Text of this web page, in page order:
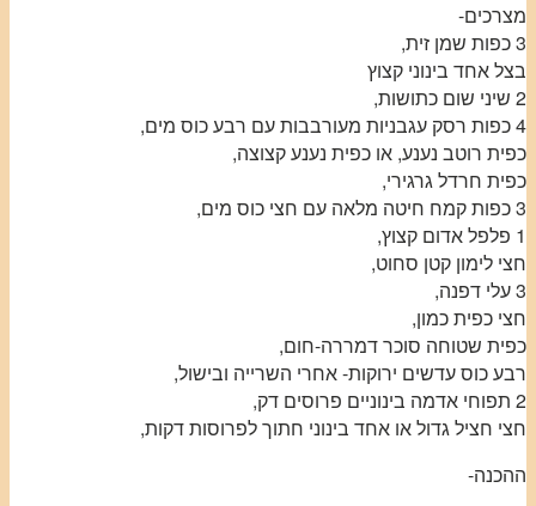
מצרכים-
3 כפות שמן זית,
בצל אחד בינוני קצוץ
2 שיני שום כתושות,
4 כפות רסק עגבניות מעורבבות עם רבע כוס מים,
כפית רוטב נענע, או כפית נענע קצוצה,
כפית חרדל גרגירי,
3 כפות קמח חיטה מלאה עם חצי כוס מים,
1 פלפל אדום קצוץ,
חצי לימון קטן סחוט,
3 עלי דפנה,
חצי כפית כמון,
כפית שטוחה סוכר דמררה-חום,
רבע כוס עדשים ירוקות- אחרי השרייה ובישול,
2 תפוחי אדמה בינוניים פרוסים דק,
חצי חציל גדול או אחד בינוני חתוך לפרוסות דקות,
ההכנה-